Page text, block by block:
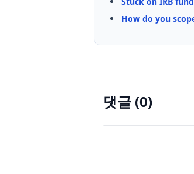
How do you
댓글 (0)